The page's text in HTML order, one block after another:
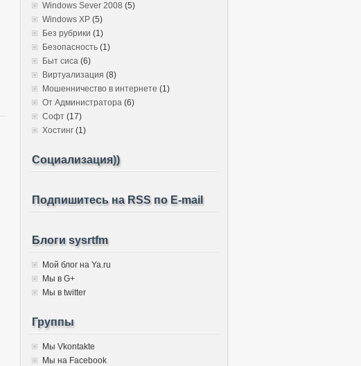
Windows Sever 2008 (5)
Windows XP (5)
Без рубрики (1)
Безопасность (1)
Быт сиса (6)
Виртуализация (8)
Мошенничество в интернете (1)
От Администратора (6)
Софт (17)
Хостинг (1)
Социализация))
Подпишитесь на RSS по E-mail
Блоги sysrtfm
Мой блог на Ya.ru
Мы в G+
Мы в twitter
Группы
Мы Vkontakte
Мы на Facebook